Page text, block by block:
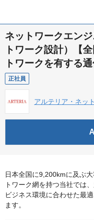
ネットワークエン
トワーク設計）【
トワークを有する
正社員
アルテリア・ネッ
日本全国に9,200kmに及ぶ
トワーク網を持つ当社では
ビジネス環境に合わせた最
ます。